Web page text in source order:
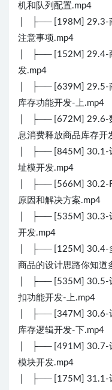
机和队列配置.mp4
│ ├── [198M] 29.3-
注意事项.mp4
│ ├── [152M] 29.4-
发.mp4
│ ├── [639M] 29.5-
库存功能开发-上.mp4
│ ├── [672M] 29.6-
息消费释放商品库存开
│ ├── [845M] 30.1-
址模开发.mp4
│ ├── [566M] 30.2-
原因和解决方案.mp4
│ ├── [535M] 30.3-
开发.mp4
│ ├── [125M] 30.4-
商品的设计思路你知道
│ ├── [535M] 30.5-
扣功能开发-上.mp4
│ ├── [347M] 30.6-
库存逻辑开发-下.mp4
│ ├── [491M] 30.7-
模块开发.mp4
│ ├── [175M] 31.1-